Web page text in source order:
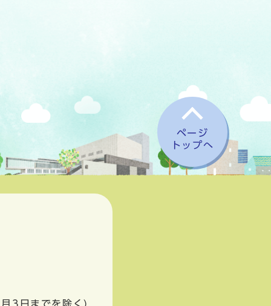
ページ
トップへ
3日までを除く)